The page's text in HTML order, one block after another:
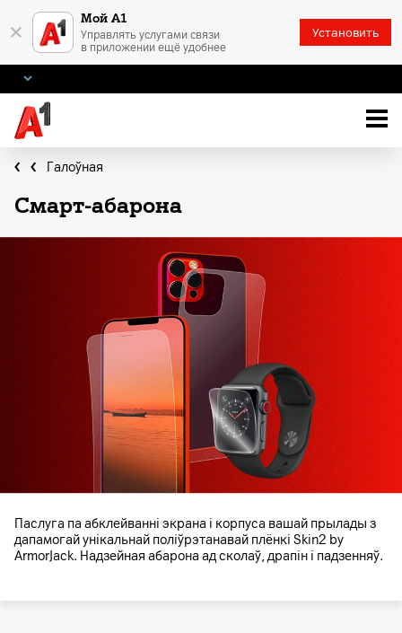
× Мой А1
Управлять услугами связи
в приложении ещё удобнее
Установить
Галоўная
Смарт-абарона
Паслуга па абклейванні экрана і корпуса вашай прылады з
дапамогай унікальнай поліўрэтанавай плёнкі Skin2 by
ArmorJack. Надзейная абарона ад сколаў, драпін і падзенняў.